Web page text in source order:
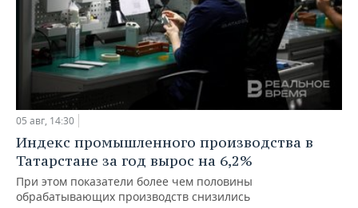
05 авг, 14:30
Индекс промышленного производства в
Татарстане за год вырос на 6,2%
При этом показатели более чем половины
обрабатывающих производств снизились